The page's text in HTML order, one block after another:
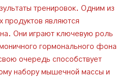
тренировок. Одним из
продуктов являются
Они играют ключевую роль
гормонального фона
очередь способствует
набору мышечной массы и